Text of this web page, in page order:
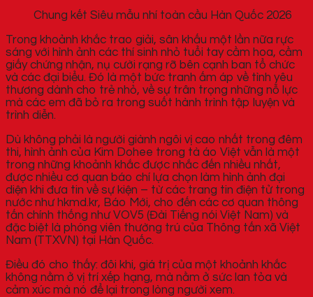
Chung kết Siêu mẫu nhí toàn cầu Hàn Quốc 2026
Trong khoảnh khắc trao giải, sân khấu một lần nữa rực
sáng với hình ảnh các thí sinh nhỏ tuổi tay cầm hoa, cầm
giấy chứng nhận, nụ cười rạng rỡ bên cạnh ban tổ chức
và các đại biểu. Đó là một bức tranh ấm áp về tình yêu
thương dành cho trẻ nhỏ, về sự trân trọng những nỗ lực
mà các em đã bỏ ra trong suốt hành trình tập luyện và
trình diễn.
Dù không phải là người giành ngôi vị cao nhất trong đêm
thi, hình ảnh của Kim Dohee trong tà áo Việt vẫn là một
trong những khoảnh khắc được nhắc đến nhiều nhất,
được nhiều cơ quan báo chí lựa chọn làm hình ảnh đại
diện khi đưa tin về sự kiện – từ các trang tin điện tử trong
nước như hkmd.kr, Báo Mới, cho đến các cơ quan thông
tấn chính thống như VOV5 (Đài Tiếng nói Việt Nam) và
đặc biệt là phóng viên thường trú của Thông tấn xã Việt
Nam (TTXVN) tại Hàn Quốc.
Điều đó cho thấy: đôi khi, giá trị của một khoảnh khắc
không nằm ở vị trí xếp hạng, mà nằm ở sức lan tỏa và
cảm xúc mà nó để lại trong lòng người xem.